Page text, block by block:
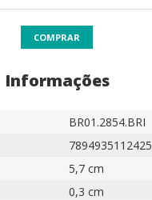
COMPRAR
Informações
BR01.2854.BRI
7894935112425
5,7 cm
0,3 cm